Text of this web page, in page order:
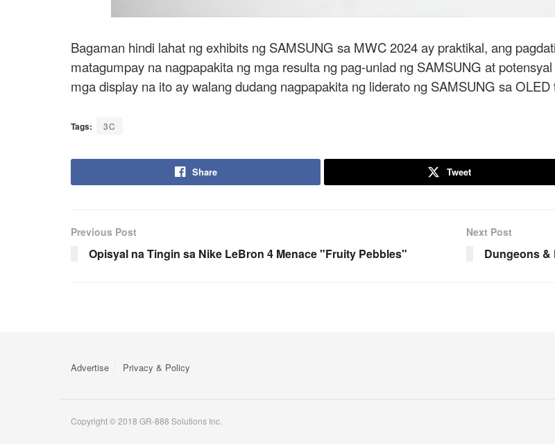
Bagaman hindi lahat ng exhibits ng SAMSUNG sa MWC 2024 ay praktikal, ang
matagumpay na nagpapakita ng mga resulta ng pag-unlad ng SAMSUNG at
mga display na ito ay walang dudang nagpapakita ng liderato ng SAMSUNG sa
Tags: 3C
Share Tweet
Previous Post
Opisyal na Tingin sa Nike LeBron 4 Menace "Fruity Pebbles"
Next Post
Dungeons &
Advertise Privacy & Policy
Copyright © 2018 GR-888 Solutions Inc.